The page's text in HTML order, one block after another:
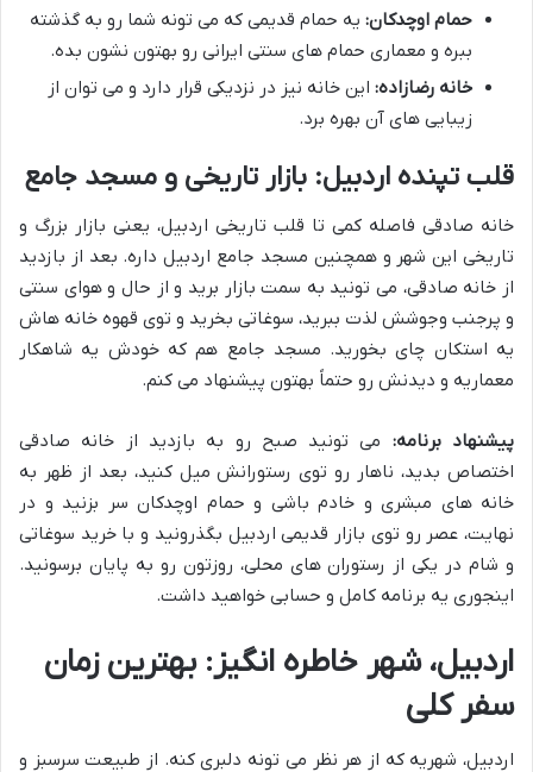
حمام اوچدکان: یه حمام قدیمی که می تونه شما رو به گذشته
ببره و معماری حمام های سنتی ایرانی رو بهتون نشون بده.
خانه رضازاده: این خانه نیز در نزدیکی قرار دارد و می توان از
زیبایی های آن بهره برد.
قلب تپنده اردبیل: بازار تاریخی و مسجد جامع
خانه صادقی فاصله کمی تا قلب تاریخی اردبیل، یعنی بازار بزرگ و
تاریخی این شهر و همچنین مسجد جامع اردبیل داره. بعد از بازدید
از خانه صادقی، می تونید به سمت بازار برید و از حال و هوای سنتی
و پرجنب وجوشش لذت ببرید، سوغاتی بخرید و توی قهوه خانه هاش
یه استکان چای بخورید. مسجد جامع هم که خودش یه شاهکار
معماریه و دیدنش رو حتماً بهتون پیشنهاد می کنم.
پیشنهاد برنامه: می تونید صبح رو به بازدید از خانه صادقی
اختصاص بدید، ناهار رو توی رستورانش میل کنید، بعد از ظهر به
خانه های مبشری و خادم باشی و حمام اوچدکان سر بزنید و در
نهایت، عصر رو توی بازار قدیمی اردبیل بگذرونید و با خرید سوغاتی
و شام در یکی از رستوران های محلی، روزتون رو به پایان برسونید.
اینجوری یه برنامه کامل و حسابی خواهید داشت.
اردبیل، شهر خاطره انگیز: بهترین زمان
سفر کلی
اردبیل، شهریه که از هر نظر می تونه دلبری کنه. از طبیعت سرسبز و